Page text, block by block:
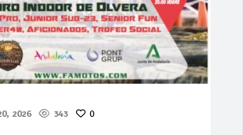
2026 343 0